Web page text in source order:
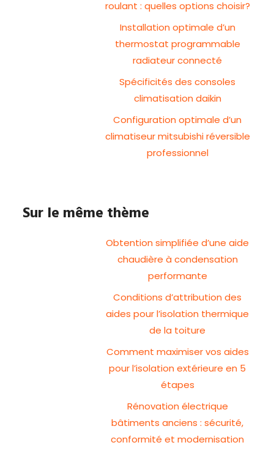
roulant : quelles options choisir?
Installation optimale d’un
thermostat programmable
radiateur connecté
Spécificités des consoles
climatisation daikin
Configuration optimale d’un
climatiseur mitsubishi réversible
professionnel
Sur le même thème
Obtention simplifiée d’une aide
chaudière à condensation
performante
Conditions d’attribution des
aides pour l’isolation thermique
de la toiture
Comment maximiser vos aides
pour l’isolation extérieure en 5
étapes
Rénovation électrique
bâtiments anciens : sécurité,
conformité et modernisation